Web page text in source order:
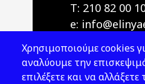
T: 210 82 00
e:
Χρησιμοποιούμε cookies
αναλύουμε την
επιλέξετε και να